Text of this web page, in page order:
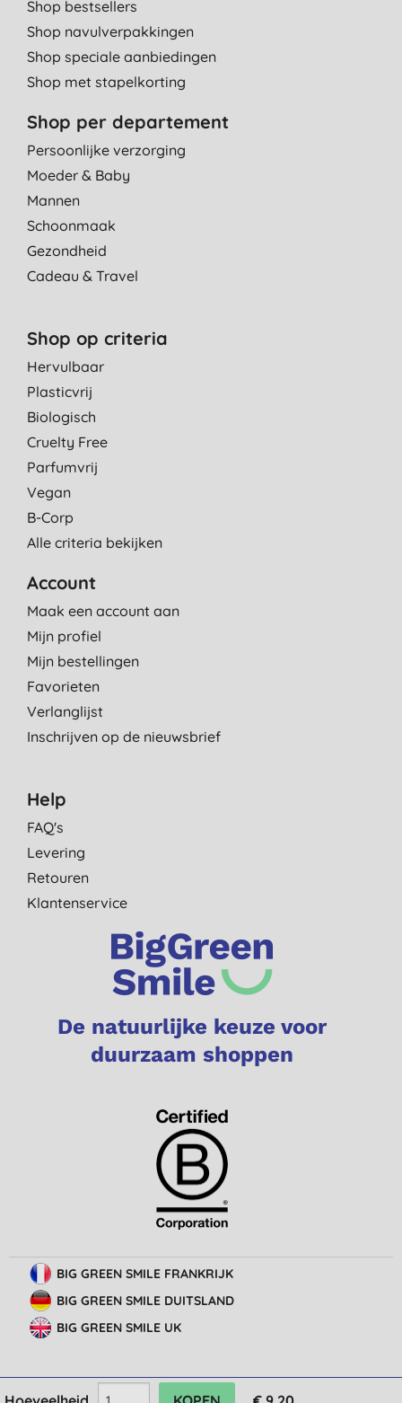
Shop bestsellers
Shop navulverpakkingen
Shop speciale aanbiedingen
Shop met stapelkorting
Shop per departement
Persoonlijke verzorging
Moeder & Baby
Mannen
Schoonmaak
Gezondheid
Cadeau & Travel
Shop op criteria
Hervulbaar
Plasticvrij
Biologisch
Cruelty Free
Parfumvrij
Vegan
B-Corp
Alle criteria bekijken
Account
Maak een account aan
Mijn profiel
Mijn bestellingen
Favorieten
Verlanglijst
Inschrijven op de nieuwsbrief
Help
FAQ's
Levering
Retouren
Klantenservice
De natuurlijke keuze voor
duurzaam shoppen
BIG GREEN SMILE FRANKRIJK
BIG GREEN SMILE DUITSLAND
BIG GREEN SMILE UK